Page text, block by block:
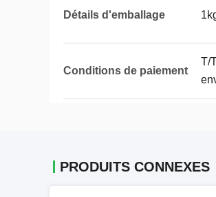
Détails d'emballage
Conditions de paiement
T/
PRODUITS CONNEXES